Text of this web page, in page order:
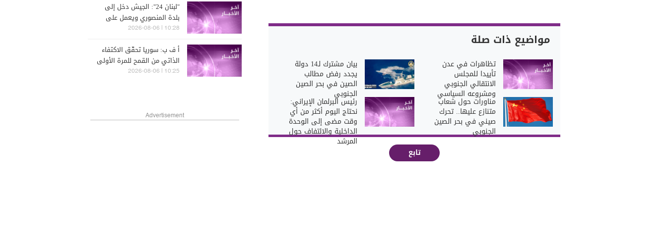
مواضيع ذات صلة
تظاهرات في عدن
تأييدا للمجلس
الانتقالي الجنوبي
ومشروعه السياسي
بيان مشترك لـ14 دولة
يجدد رفض مطالب
الصين في بحر الصين
الجنوبي
مناورات حول شعاب
متنازع عليها.. تحرك
صيني في بحر الصين
الجنوبي
رئيس البرلمان الإيراني:
نحتاج اليوم أكثر من أي
وقت مضى إلى الوحدة
الداخلية والالتفاف حول
المرشد
تابع
أمناً أو تجلب سلاماً"لبنان 24": الجيش دخل إلى
بلدة المنصوري ويعمل على
فتح الطرقات
10:28 | 2026-08-06
أ ف ب: سوريا تحقّق الاكتفاء
الذاتي من القمح للمرة الأولى
منذ 2010
10:25 | 2026-08-06
Advertisement